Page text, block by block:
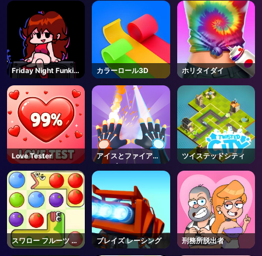
AD
Friday Night Funkin
- FNF
カラーロール3D ホリタイダイ
Love Tester
アイスとファイアツ
インズ
ツイステッドシティ
スワロー フルーツ ゲ
ーム
ブレイズ レーシング 刑務所脱出者